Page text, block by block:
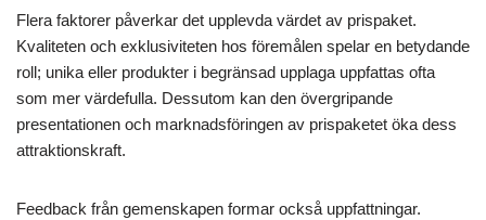
Flera faktorer påverkar det upplevda värdet av prispaket.
Kvaliteten och exklusiviteten hos föremålen spelar en betydande
roll; unika eller produkter i begränsad upplaga uppfattas ofta
som mer värdefulla. Dessutom kan den övergripande
presentationen och marknadsföringen av prispaketet öka dess
attraktionskraft.
Feedback från gemenskapen formar också uppfattningar.